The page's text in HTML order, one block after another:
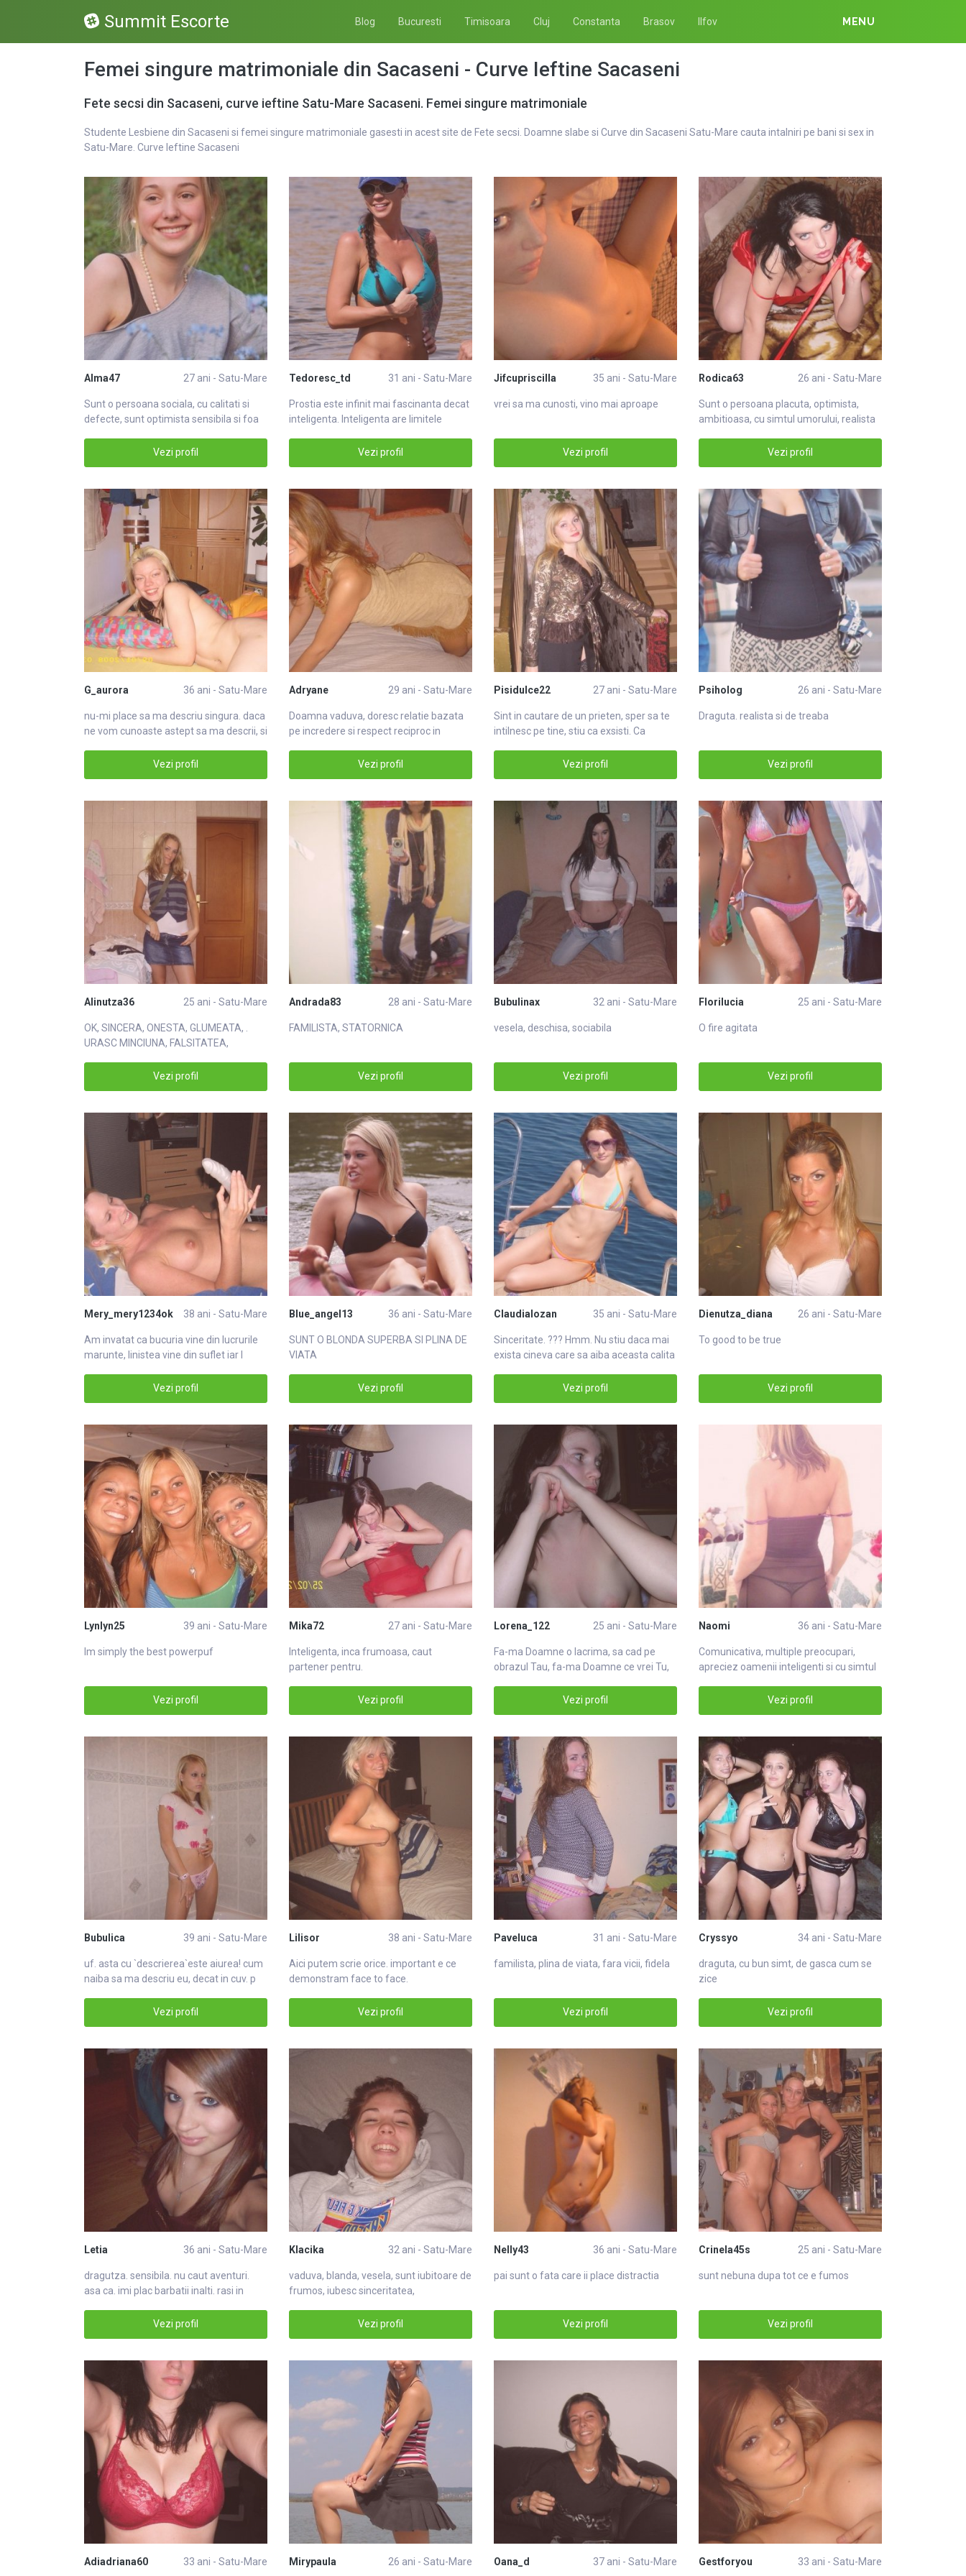
Summit Escorte Blog Bucuresti Timisoara Cluj Constanta Brasov Ilfov MENU
Femei singure matrimoniale din Sacaseni - Curve Ieftine Sacaseni
Fete secsi din Sacaseni, curve ieftine Satu-Mare Sacaseni. Femei singure matrimoniale
Studente Lesbiene din Sacaseni si femei singure matrimoniale gasesti in acest site de Fete secsi. Doamne slabe si Curve din Sacaseni Satu-Mare cauta intalniri pe bani si sex in
Satu-Mare. Curve Ieftine Sacaseni
Alma47 27 ani - Satu-Mare
Sunt o persoana sociala, cu calitati si
defecte, sunt optimista sensibila si foa
Vezi profil
Tedoresc_td 31 ani - Satu-Mare
Prostia este infinit mai fascinanta decat
inteligenta. Inteligenta are limitele
Vezi profil
Jifcupriscilla 35 ani - Satu-Mare
vrei sa ma cunosti, vino mai aproape
Vezi profil
Rodica63 26 ani - Satu-Mare
Sunt o persoana placuta, optimista,
ambitioasa, cu simtul umorului, realista
Vezi profil
G_aurora 36 ani - Satu-Mare
nu-mi place sa ma descriu singura. daca
ne vom cunoaste astept sa ma descrii, si
Vezi profil
Adryane 29 ani - Satu-Mare
Doamna vaduva, doresc relatie bazata
pe incredere si respect reciproc in
Vezi profil
Pisidulce22 27 ani - Satu-Mare
Sint in cautare de un prieten, sper sa te
intilnesc pe tine, stiu ca exsisti. Ca
Vezi profil
Psiholog 26 ani - Satu-Mare
Draguta. realista si de treaba
Vezi profil
Alinutza36 25 ani - Satu-Mare
OK, SINCERA, ONESTA, GLUMEATA, .
URASC MINCIUNA, FALSITATEA,
Vezi profil
Andrada83 28 ani - Satu-Mare
FAMILISTA, STATORNICA
Vezi profil
Bubulinax 32 ani - Satu-Mare
vesela, deschisa, sociabila
Vezi profil
Florilucia 25 ani - Satu-Mare
O fire agitata
Vezi profil
Mery_mery1234ok 38 ani - Satu-Mare
Am invatat ca bucuria vine din lucrurile
marunte, linistea vine din suflet iar l
Vezi profil
Blue_angel13 36 ani - Satu-Mare
SUNT O BLONDA SUPERBA SI PLINA DE
VIATA
Vezi profil
Claudialozan 35 ani - Satu-Mare
Sinceritate. ??? Hmm. Nu stiu daca mai
exista cineva care sa aiba aceasta calita
Vezi profil
Dienutza_diana 26 ani - Satu-Mare
To good to be true
Vezi profil
Lynlyn25 39 ani - Satu-Mare
Im simply the best powerpuf
Vezi profil
Mika72 27 ani - Satu-Mare
Inteligenta, inca frumoasa, caut
partener pentru.
Vezi profil
Lorena_122 25 ani - Satu-Mare
Fa-ma Doamne o lacrima, sa cad pe
obrazul Tau, fa-ma Doamne ce vrei Tu,
Vezi profil
Naomi 36 ani - Satu-Mare
Comunicativa, multiple preocupari,
apreciez oamenii inteligenti si cu simtul
Vezi profil
Bubulica 39 ani - Satu-Mare
uf. asta cu `descrierea`este aiurea! cum
naiba sa ma descriu eu, decat in cuv. p
Vezi profil
Lilisor 38 ani - Satu-Mare
Aici putem scrie orice. important e ce
demonstram face to face.
Vezi profil
Paveluca 31 ani - Satu-Mare
familista, plina de viata, fara vicii, fidela
Vezi profil
Cryssyo 34 ani - Satu-Mare
draguta, cu bun simt, de gasca cum se
zice
Vezi profil
Letia 36 ani - Satu-Mare
dragutza. sensibila. nu caut aventuri.
asa ca. imi plac barbatii inalti. rasi in
Vezi profil
Klacika 32 ani - Satu-Mare
vaduva, blanda, vesela, sunt iubitoare de
frumos, iubesc sinceritatea,
Vezi profil
Nelly43 36 ani - Satu-Mare
pai sunt o fata care ii place distractia
Vezi profil
Crinela45s 25 ani - Satu-Mare
sunt nebuna dupa tot ce e fumos
Vezi profil
Adiadriana60 33 ani - Satu-Mare Mirypaula 26 ani - Satu-Mare Oana_d 37 ani - Satu-Mare Gestforyou 33 ani - Satu-Mare